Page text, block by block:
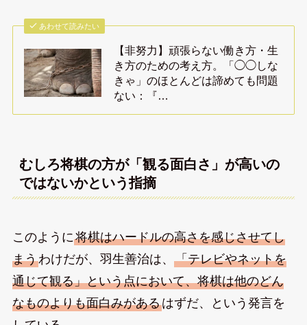
あわせて読みたい
【非努力】頑張らない働き方・生
き方のための考え方。「◯◯しな
きゃ」のほとんどは諦めても問題
ない：『…
むしろ将棋の方が「観る面白さ」が高いの
ではないかという指摘
このように将棋はハードルの高さを感じさせてし
まうわけだが、羽生善治は、 「テレビやネットを
通じて観る」という点において、将棋は他のどん
なものよりも面白みがあるはずだ、という発言を